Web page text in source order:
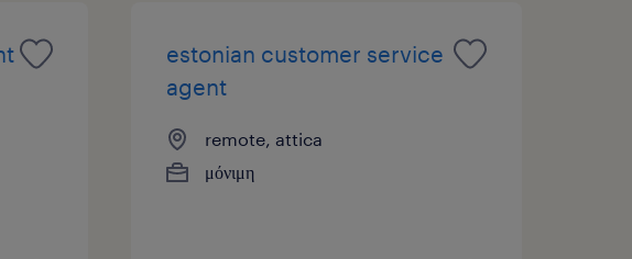
estonian customer service
agent
remote, attica
μόνιμη